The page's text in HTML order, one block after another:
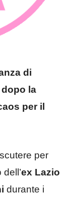
di
la
per il
per
ex Lazio
durante i